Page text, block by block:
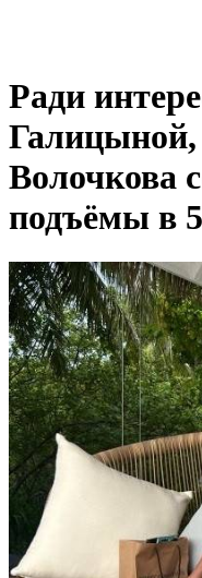
Ради
Галицыной,
Волочкова
подъёмы в